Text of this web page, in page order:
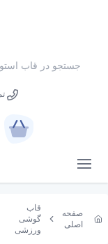
باز کردن منو
صفحه
اصلی
قاب
گوشی
ورزشی